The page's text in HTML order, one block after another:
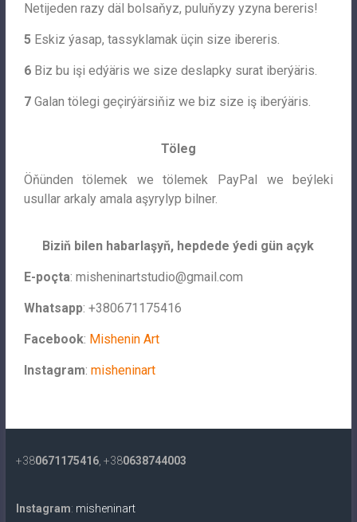
Netijeden razy däl bolsaňyz, puluňyzy yzyna bereris!
5Eskiz ýasap, tassyklamak üçin size ibereris.
6Biz bu işi edýäris we size deslapky surat iberýäris.
7Galan tölegi geçirýärsiňiz we biz size iş iberýäris.
Töleg
Öňünden tölemek we tölemek PayPal we beýleki
usullar arkaly amala aşyrylyp bilner.
Biziň bilen habarlaşyň, hepdede ýedi gün açyk
E-poçta: misheninartstudio@gmail.com
Whatsapp: +380671175416
Facebook: Mishenin Art
Instagram: misheninart
+380671175416, +380638744003
Instagram: misheninart